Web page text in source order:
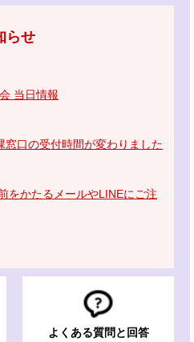
らせ
当日情報
窓口の受付時間が変わりました
をかたるメールやLINEにご注
よくある質問と回答